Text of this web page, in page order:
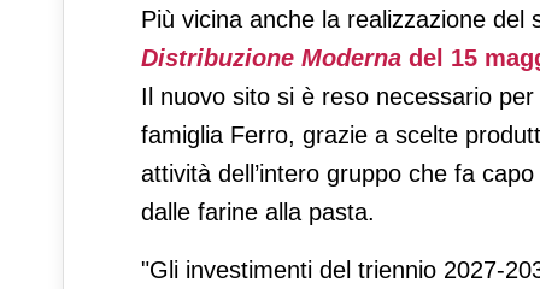
Più vicina anche la realizzazione del
Distribuzione Moderna del 15
Il nuovo sito si è reso necessario
famiglia Ferro, grazie a scelte
attività dell’intero gruppo che fa capo
dalle farine alla pasta.
"Gli investimenti del triennio 2027-